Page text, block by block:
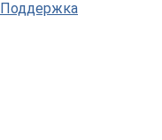
Поддержка